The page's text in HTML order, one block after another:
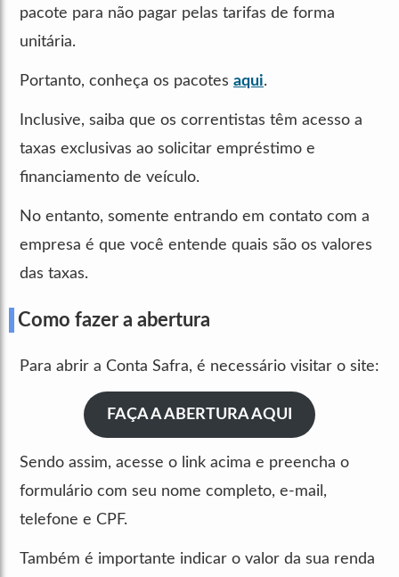
pacote para não pagar pelas tarifas de forma
unitária.
Portanto, conheça os pacotes aqui.
Inclusive, saiba que os correntistas têm acesso a
taxas exclusivas ao solicitar empréstimo e
financiamento de veículo.
No entanto, somente entrando em contato com a
empresa é que você entende quais são os valores
das taxas.
Como fazer a abertura
Para abrir a Conta Safra, é necessário visitar o site:
FAÇA A ABERTURA AQUI
Sendo assim, acesse o link acima e preencha o
formulário com seu nome completo, e-mail,
telefone e CPF.
Também é importante indicar o valor da sua renda